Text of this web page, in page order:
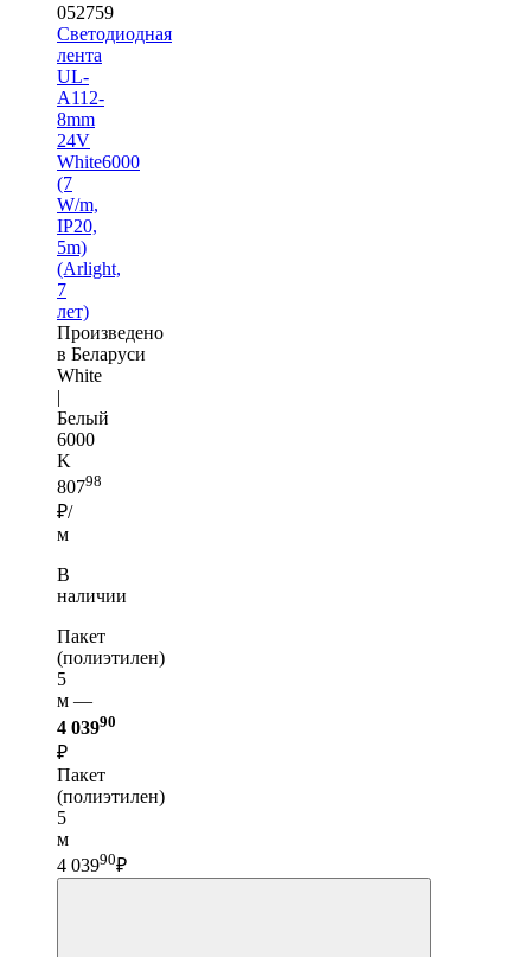
052759
Светодиодная
лента
UL-
A112-
8mm
24V
White6000
(7
W/m,
IP20,
5m)
(Arlight,
7
лет)
Произведено
в Беларуси
White
|
Белый
6000
K
80798
₽/
м
В
наличии
Пакет
(полиэтилен)
5
м —
4 03990
₽
Пакет
(полиэтилен)
5
м
4 03990₽